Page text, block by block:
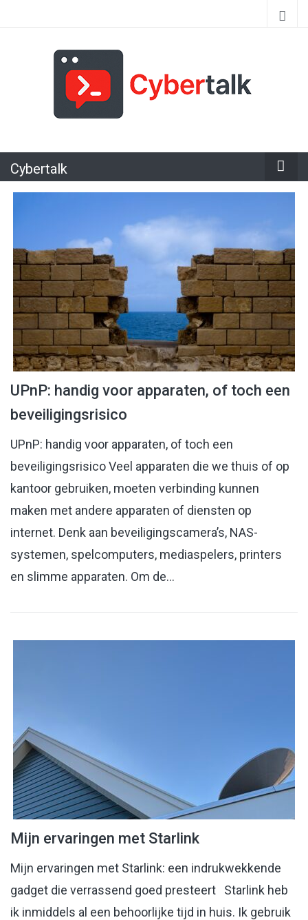
Cybertalk
UPnP: handig voor apparaten, of toch een
beveiligingsrisico
UPnP: handig voor apparaten, of toch een
beveiligingsrisico Veel apparaten die we thuis of op
kantoor gebruiken, moeten verbinding kunnen
maken met andere apparaten of diensten op
internet. Denk aan beveiligingscamera’s, NAS-
systemen, spelcomputers, mediaspelers, printers
en slimme apparaten. Om de…
Mijn ervaringen met Starlink
Mijn ervaringen met Starlink: een indrukwekkende
gadget die verrassend goed presteert Starlink heb
ik inmiddels al een behoorlijke tijd in huis. Ik gebruik